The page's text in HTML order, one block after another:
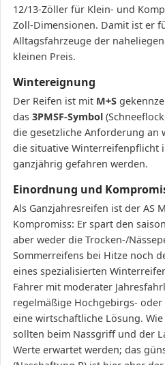
12/13-Zöller für Klein- und
Zoll-Dimensionen. Damit ist er
Alltagsfahrzeuge der
kleinen Preis.
Wintereignung
Der Reifen ist mit M+S
das 3PMSF-Symbol
die gesetzliche Anforderung an
die situative Winterreifenpflicht
ganzjährig gefahren werden.
Einordnung und
Als Ganzjahresreifen ist der AS
Kompromiss: Er spart den
aber weder die Trocken-/
Sommerreifens bei Hitze noch
eines spezialisierten
Fahrer mit moderater
regelmäßige Hochgebirgs-
eine wirtschaftliche Lösung.
sollten beim Nassgriff und der
Werte erwartet werden; das